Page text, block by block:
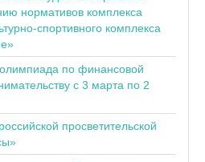
нормативов комплекса
спортивного комплекса
по финансовой
с 3 марта по 2
просветительской